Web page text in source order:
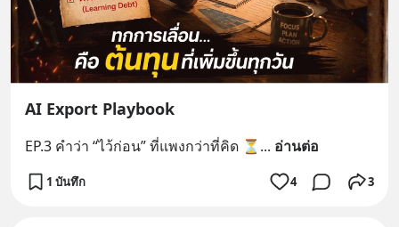
AI Export Playbook
EP.3 คำว่า “ไว้ก่อน” ที่แพงกว่าที่คิด ⏳ ... อ่านต่อ
1 บันทึก 4 3